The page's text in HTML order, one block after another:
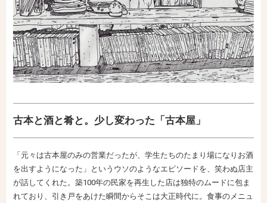
古本と酒と肴と。少し変わった「古本屋」
「元々は古本屋のみの営業だったが、学生たちのたまり場になりお酒
を出すようになった」というウソのようなエピソードを、笑わぬ店主
が話してくれた。築100年の民家を再生した店は独特のムードに包ま
れており、引き戸をあけた瞬間からそこは大正時代に。食事のメニュ